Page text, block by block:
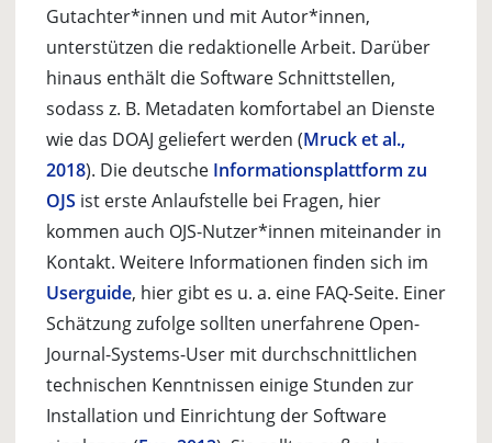
Gutachter*innen und mit Autor*innen,
unterstützen die redaktionelle Arbeit. Darüber
hinaus enthält die Software Schnittstellen,
sodass z. B. Metadaten komfortabel an Dienste
wie das DOAJ geliefert werden (Mruck et al.,
2018). Die deutsche Informationsplattform zu
OJS ist erste Anlaufstelle bei Fragen, hier
kommen auch OJS-Nutzer*innen miteinander in
Kontakt. Weitere Informationen finden sich im
Userguide, hier gibt es u. a. eine FAQ-Seite. Einer
Schätzung zufolge sollten unerfahrene Open-
Journal-Systems-User mit durchschnittlichen
technischen Kenntnissen einige Stunden zur
Installation und Einrichtung der Software